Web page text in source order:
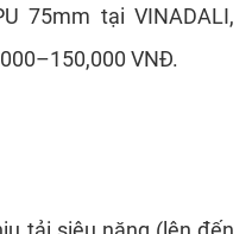
75mm tại VINADALI,
VNĐ.